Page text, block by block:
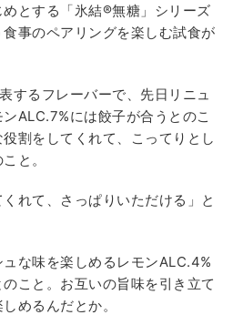
とする「氷結®無糖」シリーズ
事のペアリングを楽しむ試食が
するフレーバーで、先日リニュ
ALC.7%には餃子が合うとのこ
割をしてくれて、こってりとし
と。
くれて、さっぱりいただける」と
な味を楽しめるレモンALC.4%
こと。お互いの旨味を引き立て
めるんだとか。